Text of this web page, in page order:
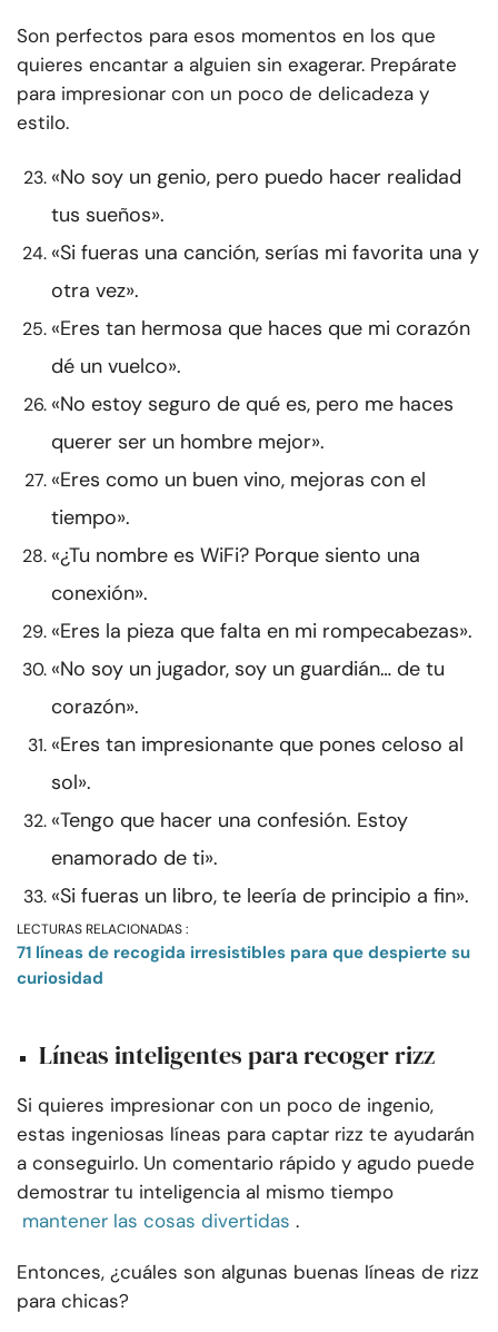
Son perfectos para esos momentos en los que
quieres encantar a alguien sin exagerar. Prepárate
para impresionar con un poco de delicadeza y
estilo.
«No soy un genio, pero puedo hacer realidad
tus sueños».
«Si fueras una canción, serías mi favorita una y
otra vez».
«Eres tan hermosa que haces que mi corazón
dé un vuelco».
«No estoy seguro de qué es, pero me haces
querer ser un hombre mejor».
«Eres como un buen vino, mejoras con el
tiempo».
«¿Tu nombre es WiFi? Porque siento una
conexión».
«Eres la pieza que falta en mi rompecabezas».
«No soy un jugador, soy un guardián… de tu
corazón».
«Eres tan impresionante que pones celoso al
sol».
«Tengo que hacer una confesión. Estoy
enamorado de ti».
«Si fueras un libro, te leería de principio a fin».
LECTURAS RELACIONADAS :
71 líneas de recogida irresistibles para que despierte su
curiosidad
Líneas inteligentes para recoger rizz
Si quieres impresionar con un poco de ingenio,
estas ingeniosas líneas para captar rizz te ayudarán
a conseguirlo. Un comentario rápido y agudo puede
demostrar tu inteligencia al mismo tiempo
mantener las cosas divertidas .
Entonces, ¿cuáles son algunas buenas líneas de rizz
para chicas?